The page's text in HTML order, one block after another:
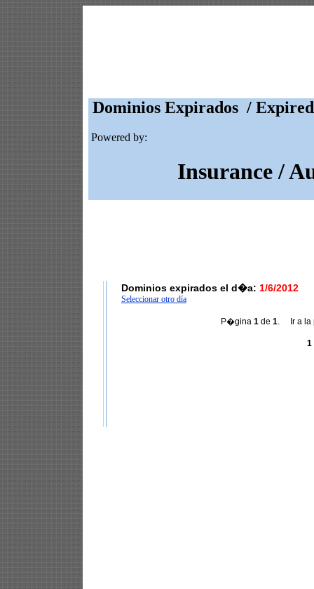
Dominios Expirados /
Powered by:
Insurance /
Dominios expirados el d�a: 1/6/2012
Seleccionar otro día
P�gina 1 de 1. Ir a la
1